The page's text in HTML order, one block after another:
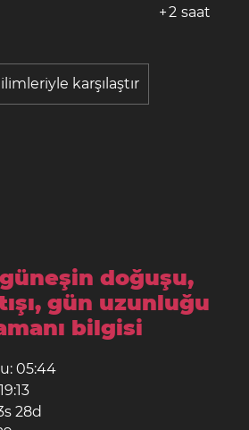
+2 saat
karşılaştır
doğuşu,
gün uzunluğu
bilgisi
05:44
28d